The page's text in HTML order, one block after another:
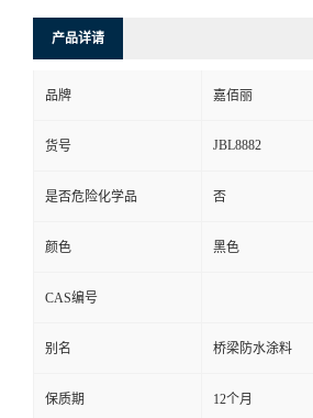
产品详请
品牌 嘉佰丽
货号 JBL8882
是否危险化学品 否
颜色 黑色
CAS编号
别名 桥梁防水涂料
保质期 12个月